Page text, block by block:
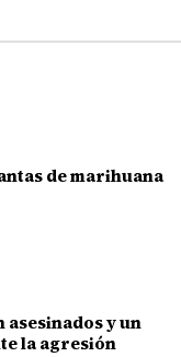
de marihuana
y un
la agresión